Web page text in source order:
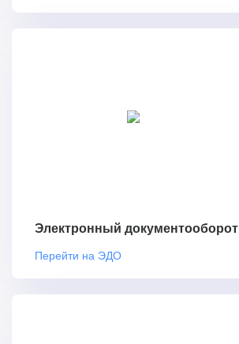
Электронный документооборот
Перейти на ЭДО